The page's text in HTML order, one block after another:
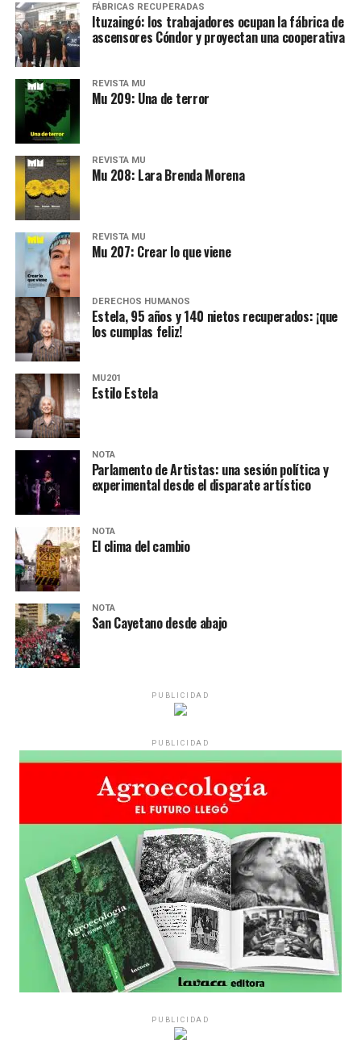
FÁBRICAS RECUPERADAS
Ituzaingó: los trabajadores ocupan la fábrica de
ascensores Cóndor y proyectan una cooperativa
REVISTA MU
Mu 209: Una de terror
REVISTA MU
Mu 208: Lara Brenda Morena
REVISTA MU
Mu 207: Crear lo que viene
DERECHOS HUMANOS
Estela, 95 años y 140 nietos recuperados: ¡que
los cumplas feliz!
MU201
Estilo Estela
NOTA
Parlamento de Artistas: una sesión política y
experimental desde el disparate artístico
NOTA
El clima del cambio
NOTA
San Cayetano desde abajo
PUBLICIDAD
PUBLICIDAD
PUBLICIDAD